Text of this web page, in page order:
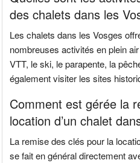
des chalets dans les
Les chalets dans les Vosges
nombreuses activités en plein
VTT, le ski, le parapente, la
également visiter les sites
Comment est gérée la
location d’un chalet
La remise des clés pour la
se fait en général directement